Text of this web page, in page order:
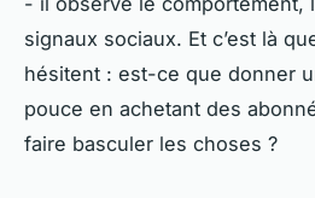
signaux sociaux. Et c’est là
hésitent : est-ce que donner
pouce en achetant des
faire basculer les choses ?